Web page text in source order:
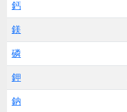
鈣
鎂
磷
鉀
鈉